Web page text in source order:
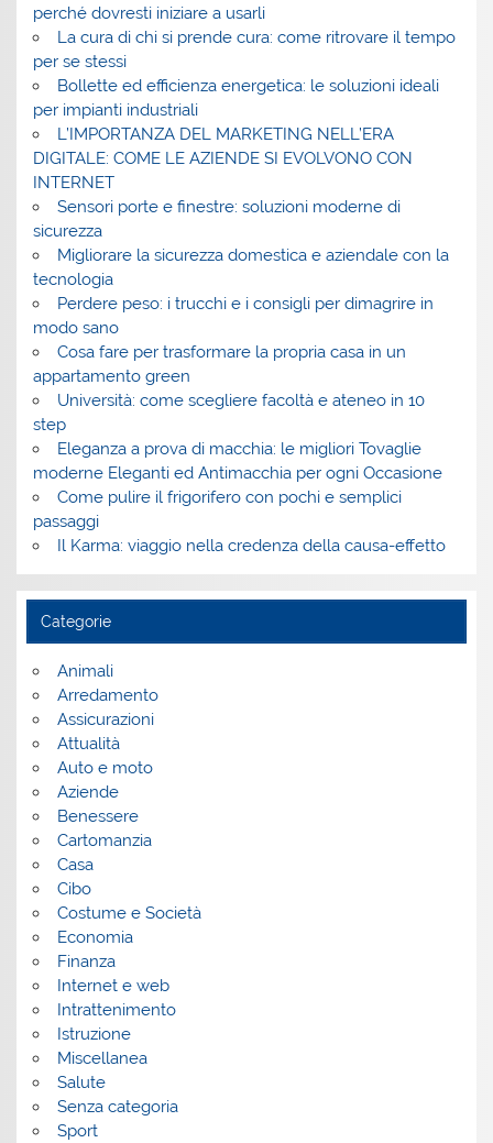
perché dovresti iniziare a usarli
La cura di chi si prende cura: come ritrovare il tempo
per se stessi
Bollette ed efficienza energetica: le soluzioni ideali
per impianti industriali
L’IMPORTANZA DEL MARKETING NELL’ERA
DIGITALE: COME LE AZIENDE SI EVOLVONO CON
INTERNET
Sensori porte e finestre: soluzioni moderne di
sicurezza
Migliorare la sicurezza domestica e aziendale con la
tecnologia
Perdere peso: i trucchi e i consigli per dimagrire in
modo sano
Cosa fare per trasformare la propria casa in un
appartamento green
Università: come scegliere facoltà e ateneo in 10
step
Eleganza a prova di macchia: le migliori Tovaglie
moderne Eleganti ed Antimacchia per ogni Occasione
Come pulire il frigorifero con pochi e semplici
passaggi
Il Karma: viaggio nella credenza della causa-effetto
Categorie
Animali
Arredamento
Assicurazioni
Attualità
Auto e moto
Aziende
Benessere
Cartomanzia
Casa
Cibo
Costume e Società
Economia
Finanza
Internet e web
Intrattenimento
Istruzione
Miscellanea
Salute
Senza categoria
Sport